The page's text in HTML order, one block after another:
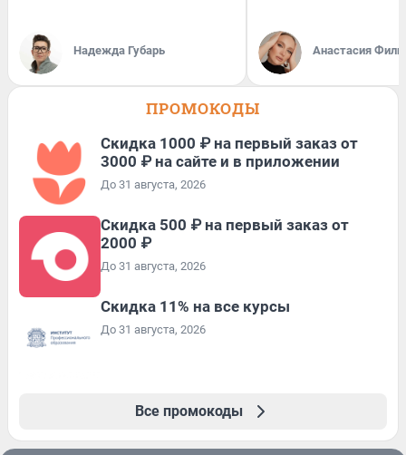
Надежда Губарь Анастасия
ПРОМОКОДЫ
Скидка 1000 ₽ на первый заказ от
3000 ₽ на сайте и в приложении
До 31 августа, 2026
Скидка 500 ₽ на первый заказ от
2000 ₽
До 31 августа, 2026
Скидка 11% на все курсы
До 31 августа, 2026
Все промокоды